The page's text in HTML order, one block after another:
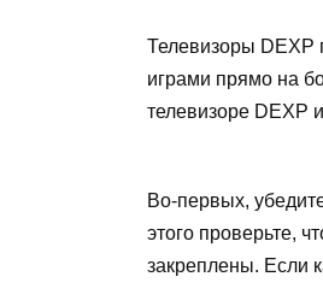
Телевизоры DEXP
играми прямо на
телевизоре DEXP
Во-первых,
этого проверьте,
закреплены. Если